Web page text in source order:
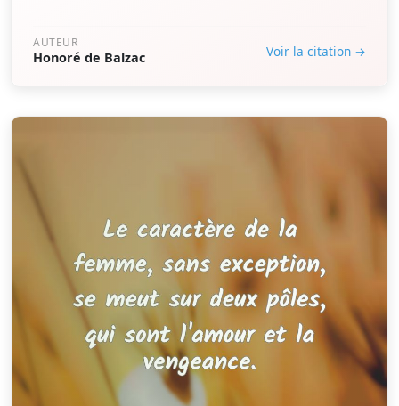
AUTEUR
Honoré de Balzac Voir la citation →